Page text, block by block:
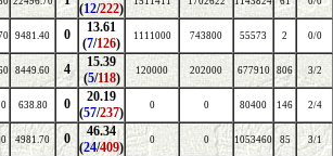
(12/222)
9481.40 0
13.61
(7/126) 1111000 743800 55573 2 0/0
8449.60 4
15.39
(5/118) 120000 202000 677910 806 3/2
638.80 0
20.19
(57/237) 0 0 80400 146 2/4
4981.70 0
46.34
(24/409) 0 0 1053460 85 3/1